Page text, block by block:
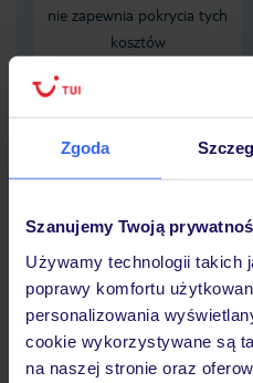
Zgoda
Szanujemy Twoją
Używamy technologii takich
poprawy komfortu
personalizowania
cookie wykorzystywane są
na naszej stronie oraz
nie zapewnia pokrycia tych
kosztów
Sprawdź
wariantów
Dlaczego